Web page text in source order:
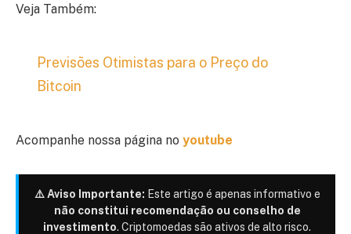
Veja Também:
Previsões Otimistas para o Preço do
Bitcoin
Acompanhe nossa página no youtube
⚠️ Aviso Importante: Este artigo é apenas informativo e
não constitui recomendação ou conselho de
investimento. Criptomoedas são ativos de alto risco.